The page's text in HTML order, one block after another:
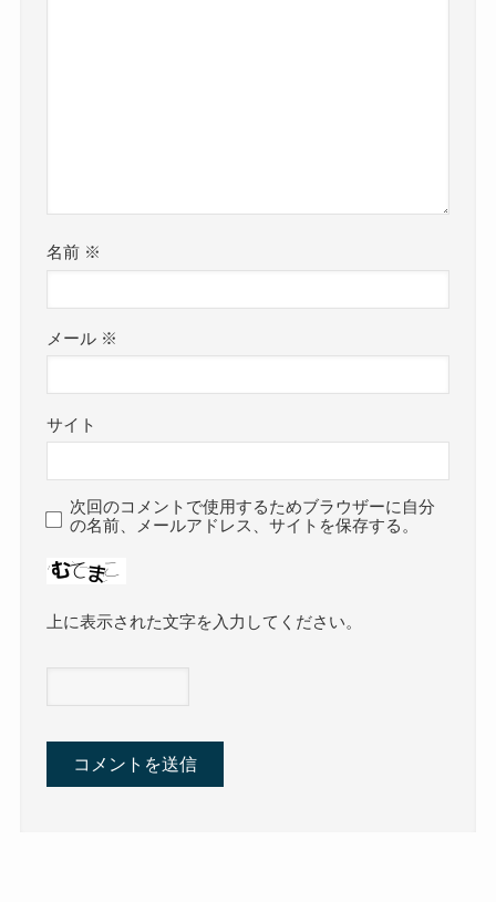
名前 ※
メール ※
サイト
次回のコメントで使用するためブラウザーに自分
の名前、メールアドレス、サイトを保存する。
上に表示された文字を入力してください。